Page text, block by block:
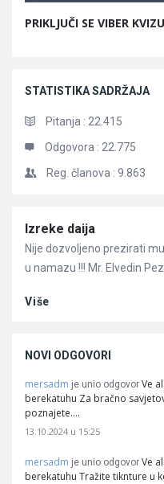
PRIKLJUČI SE VIBER KVIZU
STATISTIKA SADRŽAJA
Pitanja : 22.415
Odgovora : 22.775
Reg. članova : 9.863
Članci
Izreke daija
Nije dozvoljeno prezirati
u namazu !!! Mr. Elvedin
Više
NOVI ODGOVORI
mersadm je unio odgovor Ve
berekatuhu Za bračno
poznajete.…
13.10.2024 u 15:25
mersadm je unio odgovor Ve
berekatuhu Tražite tiknture u